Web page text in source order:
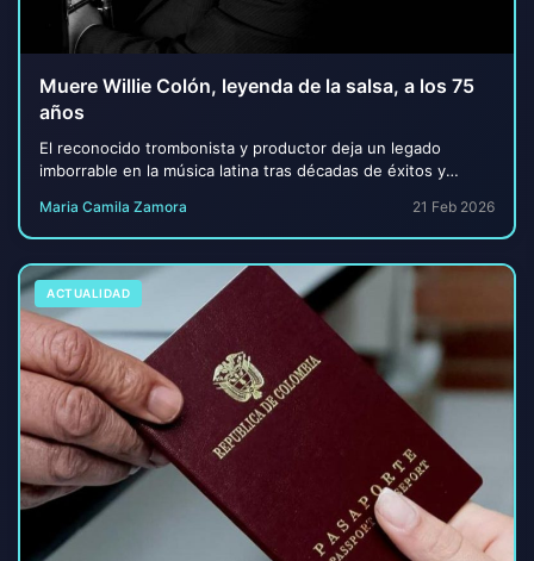
Muere Willie Colón, leyenda de la salsa, a los 75
años
El reconocido trombonista y productor deja un legado
imborrable en la música latina tras décadas de éxitos y
Maria Camila Zamora 21 Feb 2026
ACTUALIDAD